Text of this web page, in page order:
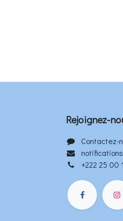
Rejoignez-
Contactez-
+222 25 00